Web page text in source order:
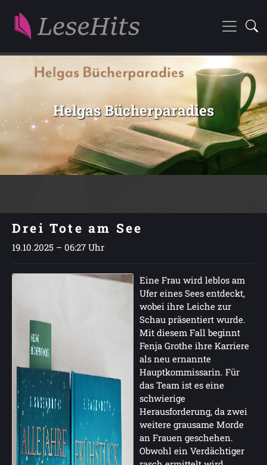
Helgas Bücherparadies
Drei Tote am See
19.10.2025 – 06:27 Uhr
Eine Frau wird leblos am
Ufer eines Sees entdeckt,
wobei ihre Leiche zur
Schau präsentiert wurde.
Mit diesem Fall beginnt
Fenja Grothe ihre Karriere
als neu ernannte
Hauptkommissarin. Für
das Team ist es eine
schwierige
Herausforderung, da zwei
weitere grausame Morde
an Frauen geschehen.
Obwohl ein Verdächtiger